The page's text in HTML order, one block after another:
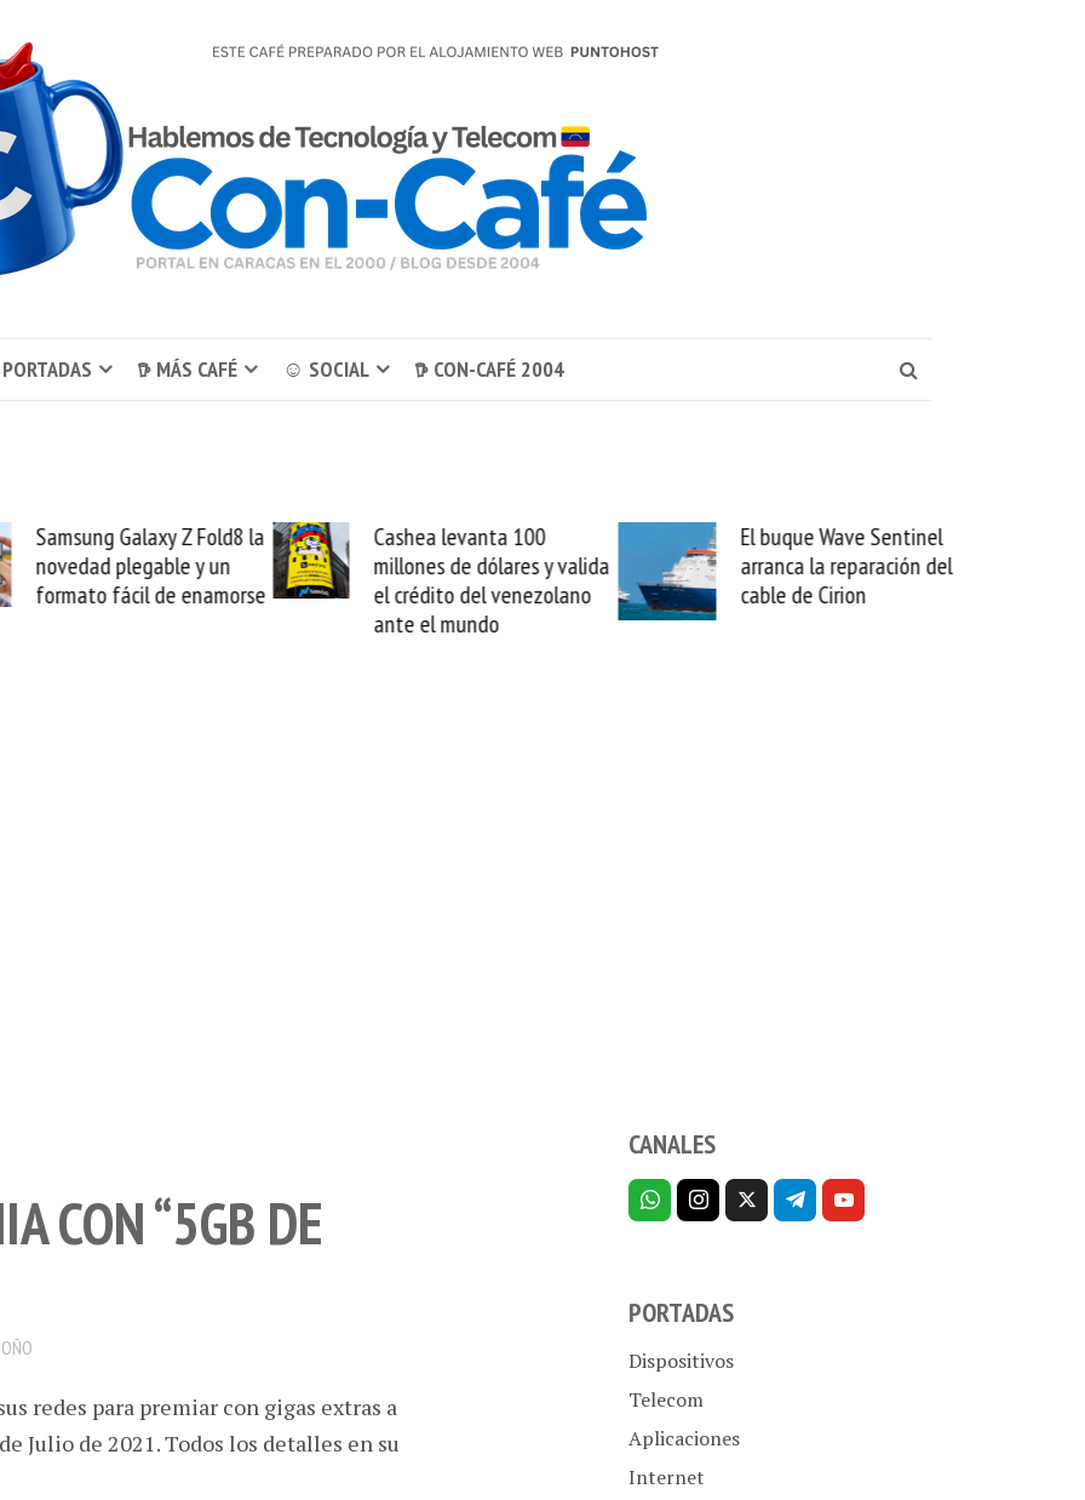
𖠚 MÁS CAFÉ ☺ SOCIAL 𖠚 CON-CAFÉ 2004
Samsung Galaxy Z Fold8 la
novedad plegable y un
formato fácil de enamorse
Cashea levanta 100
millones de dólares y valida
el crédito del venezolano
ante el mundo
El buque Wave Sentinel
arranca la reparación del
cable de Cirion
CON “5GB DE
redes para premiar con gigas extras a
Julio de 2021. Todos los detalles en su
CANALES
PORTADAS
Dispositivos
Telecom
Aplicaciones
Internet